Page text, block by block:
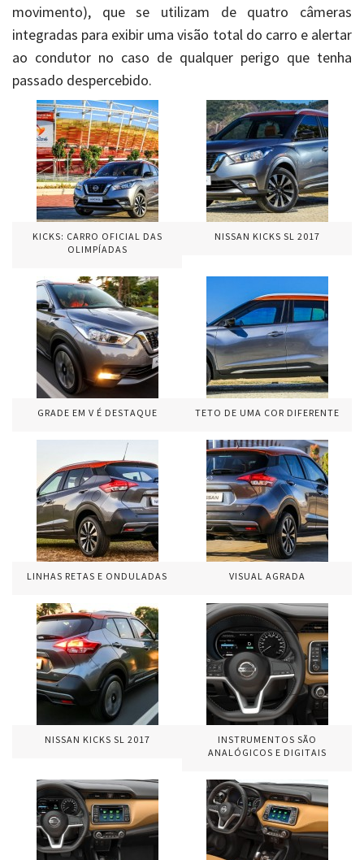
movimento), que se utilizam de quatro câmeras
integradas para exibir uma visão total do carro e alertar
ao condutor no caso de qualquer perigo que tenha
passado despercebido.
KICKS: CARRO OFICIAL DAS
OLIMPÍADAS
NISSAN KICKS SL 2017
GRADE EM V É DESTAQUE TETO DE UMA COR DIFERENTE
LINHAS RETAS E ONDULADAS VISUAL AGRADA
NISSAN KICKS SL 2017
INSTRUMENTOS SÃO
ANALÓGICOS E DIGITAIS